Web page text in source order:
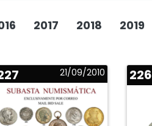
2017 2018 2019
21/09/2010 226